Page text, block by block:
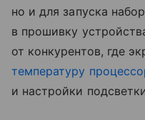
но и для запуска
в прошивку
от конкурентов, где
температуру
и настройки